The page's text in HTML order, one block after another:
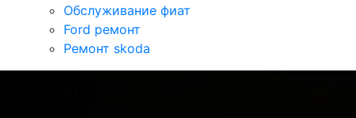
Обслуживание фиат
Ford ремонт
Ремонт skoda